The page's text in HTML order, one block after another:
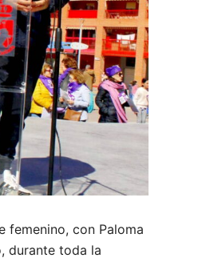
femenino, con Paloma
durante toda la